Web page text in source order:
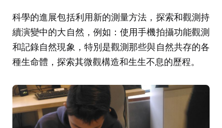
科學的進展包括利用新的測量方法，探索和觀測持
續演變中的大自然，例如：使用手機拍攝功能觀測
和記錄自然現象，特別是觀測那些與自然共存的各
種生命體，探索其微觀構造和生生不息的歷程。